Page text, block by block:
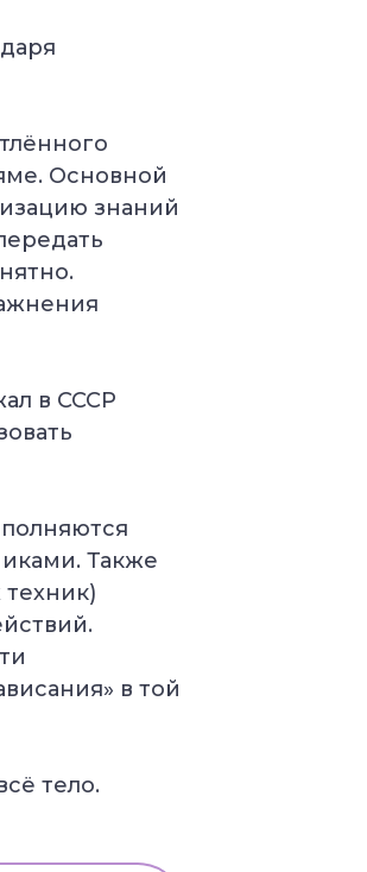
Основной
знаний
в СССР
Также
в той
тело.